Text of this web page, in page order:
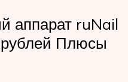
аппарат ruNail
Плюсы